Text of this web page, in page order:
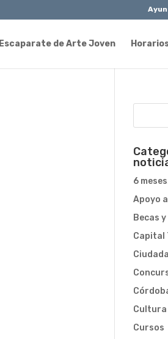
Escaparate de Arte Joven
6
Apoyo
Becas
Capital
Cultura
Cursos